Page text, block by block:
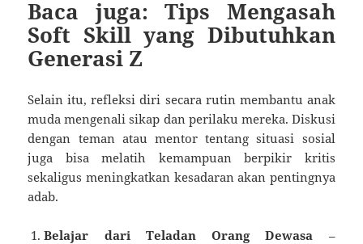
Baca juga: Tips Mengasah
Soft Skill yang Dibutuhkan
Generasi Z
Selain itu, refleksi diri secara rutin membantu anak
muda mengenali sikap dan perilaku mereka. Diskusi
dengan teman atau mentor tentang situasi sosial
juga bisa melatih kemampuan berpikir kritis
sekaligus meningkatkan kesadaran akan pentingnya
adab.
Belajar dari Teladan Orang Dewasa –